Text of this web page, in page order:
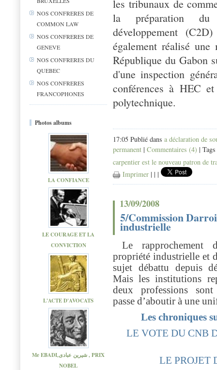
NOS CONFRERES DE
COMMON LAW
NOS CONFRERES DE
GENEVE
NOS CONFRERES DU
QUEBEC
NOS CONFRERES
FRANCOPHONES
Photos albums
LA CONFIANCE
LE COURAGE ET LA
CONVICTION
L'ACTE D'AVOCATS
Me EBADI,شیرین عبادی , PRIX
NOBEL
les tribunaux de
la préparation du
développement
également réalisé une
République du Gabon
d'une inspection
conférences à HEC
polytechnique.
17:05 Publié dans a déclaration de
permanent | Commentaires (4) |
carpentier est le nouveau patron de
Imprimer | | |
13/09/2008
5/Commission
industrielle
Le rapprochement
propriété industrielle et
sujet débattu depuis
Mais les institutions
deux professions
passe d’aboutir à une
Les chroniques
LE VOTE DU CNB
LE PROJET